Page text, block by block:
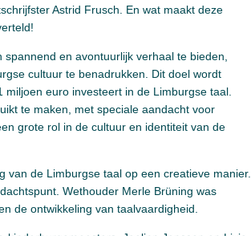
Astrid Frusch. En wat maakt deze
en avontuurlijk verhaal te bieden,
cultuur te benadrukken. Dit doel wordt
euro investeert in de Limburgse taal.
te maken, met speciale aandacht voor
grote rol in de cultuur en identiteit van de
van de Limburgse taal op een creatieve manier.
Wethouder Merle Brüning was
de ontwikkeling van taalvaardigheid.